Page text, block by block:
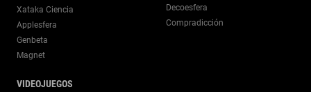
Xataka Ciencia
Applesfera
Genbeta
Magnet
VIDEOJUEGOS
Decoesfera
Compradicción